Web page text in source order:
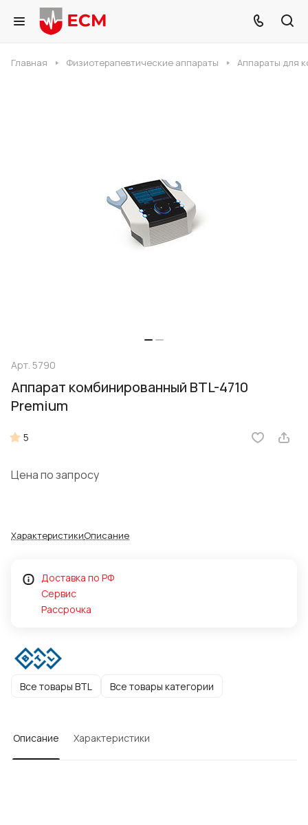
Главная Физиотерапевтические аппараты Аппараты для
Арт. 5790
Аппарат комбинированный BTL-4710
Premium
5
Цена по запросу
ХарактеристикиОписание
Доставка по РФ
Сервис
Рассрочка
Все товары BTL Все товары категории
Описание Характеристики